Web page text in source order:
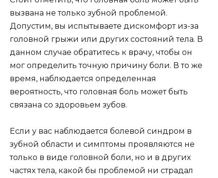
вызвана не только зубной проблемой.
Допустим, вы испытываете дискомфорт из-за
головной грыжи или других состояний тела. В
данном случае обратитесь к врачу, чтобы он
мог определить точную причину боли. В то же
время, наблюдается определенная
вероятность, что головная боль может быть
связана со здоровьем зубов.
Если у вас наблюдается болевой синдром в
зубной области и симптомы проявляются не
только в виде головной боли, но и в других
частях тела, какой бы проблемой ни страдал